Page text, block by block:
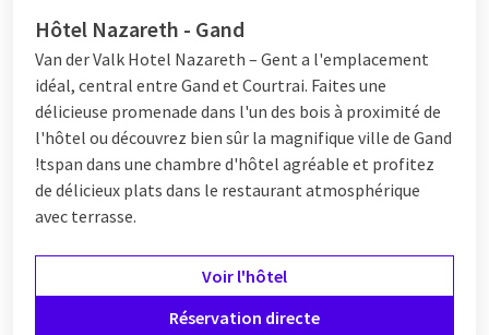
Hôtel Nazareth - Gand
Van der Valk Hotel Nazareth – Gent a l'emplacement
idéal, central entre Gand et Courtrai. Faites une
délicieuse promenade dans l'un des bois à proximité de
l'hôtel ou découvrez bien sûr la magnifique ville de Gand
!tspan dans une chambre d'hôtel agréable et profitez
de délicieux plats dans le restaurant atmosphérique
avec terrasse.
Voir l'hôtel
Réservation directe